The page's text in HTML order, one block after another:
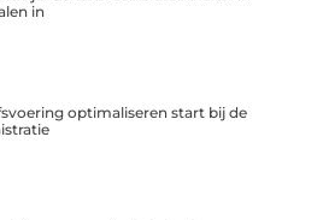
in
optimaliseren start bij de